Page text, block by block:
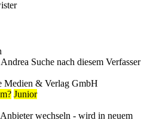
Suche nach diesem Verfasser
Medien & Verlag GmbH
Junior
wechseln - wird in neuem